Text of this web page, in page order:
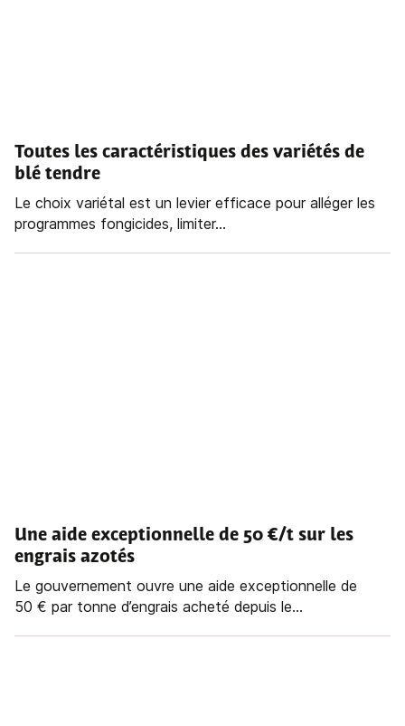
Toutes les caractéristiques des variétés de
blé tendre
Le choix variétal est un levier efficace pour alléger les
programmes fongicides, limiter...
Une aide exceptionnelle de 50 €/t sur les
engrais azotés
Le gouvernement ouvre une aide exceptionnelle de
50 € par tonne d’engrais acheté depuis le...